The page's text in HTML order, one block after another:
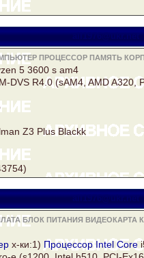
all1976@ukr.net
ПРОЦЕССОР ПАМЯТЬ
5 3600 s am4
DVS R4.0 (sAM4, AMD A320,
Z3 Plus Blackk
all1976@ukr.net
БЛОК ПИТАНИЯ ВИДЕОКАРТА
х-ки:1) Процессор Intel Core